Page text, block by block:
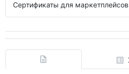
Сертификаты для маркетплейсов